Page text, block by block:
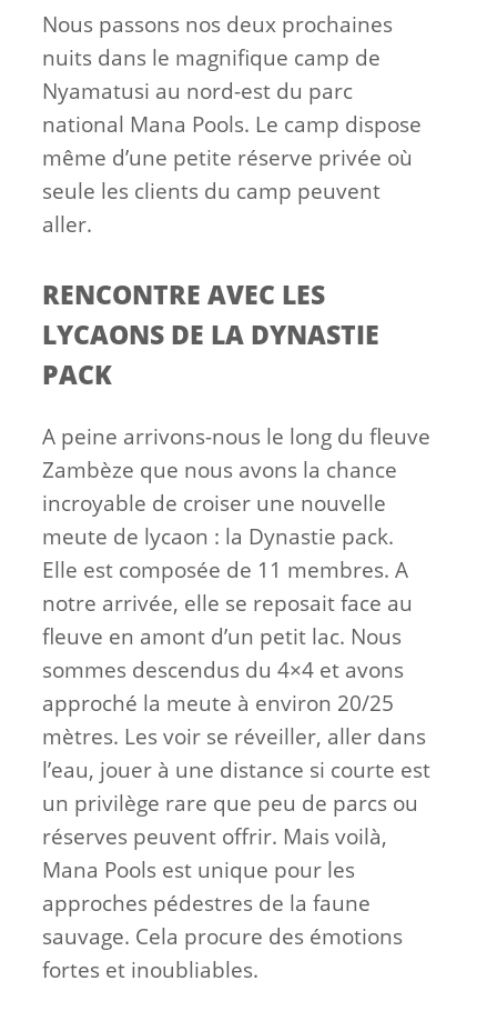
Nous passons nos deux prochaines
nuits dans le magnifique camp de
Nyamatusi au nord-est du parc
national Mana Pools. Le camp dispose
même d’une petite réserve privée où
seule les clients du camp peuvent
aller.
RENCONTRE AVEC LES
LYCAONS DE LA DYNASTIE
PACK
A peine arrivons-nous le long du fleuve
Zambèze que nous avons la chance
incroyable de croiser une nouvelle
meute de lycaon : la Dynastie pack.
Elle est composée de 11 membres. A
notre arrivée, elle se reposait face au
fleuve en amont d’un petit lac. Nous
sommes descendus du 4×4 et avons
approché la meute à environ 20/25
mètres. Les voir se réveiller, aller dans
l’eau, jouer à une distance si courte est
un privilège rare que peu de parcs ou
réserves peuvent offrir. Mais voilà,
Mana Pools est unique pour les
approches pédestres de la faune
sauvage. Cela procure des émotions
fortes et inoubliables.